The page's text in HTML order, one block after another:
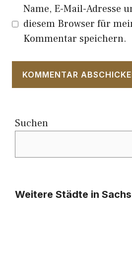
Name, E-Mail-Adresse
diesem Browser für
Kommentar speichern.
Suchen
Weitere Städte in